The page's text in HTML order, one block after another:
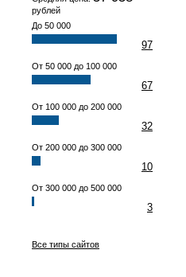
рублей
До 50 000
97
От 50 000 до 100 000
67
От 100 000 до 200 000
32
От 200 000 до 300 000
10
От 300 000 до 500 000
3
Все типы сайтов